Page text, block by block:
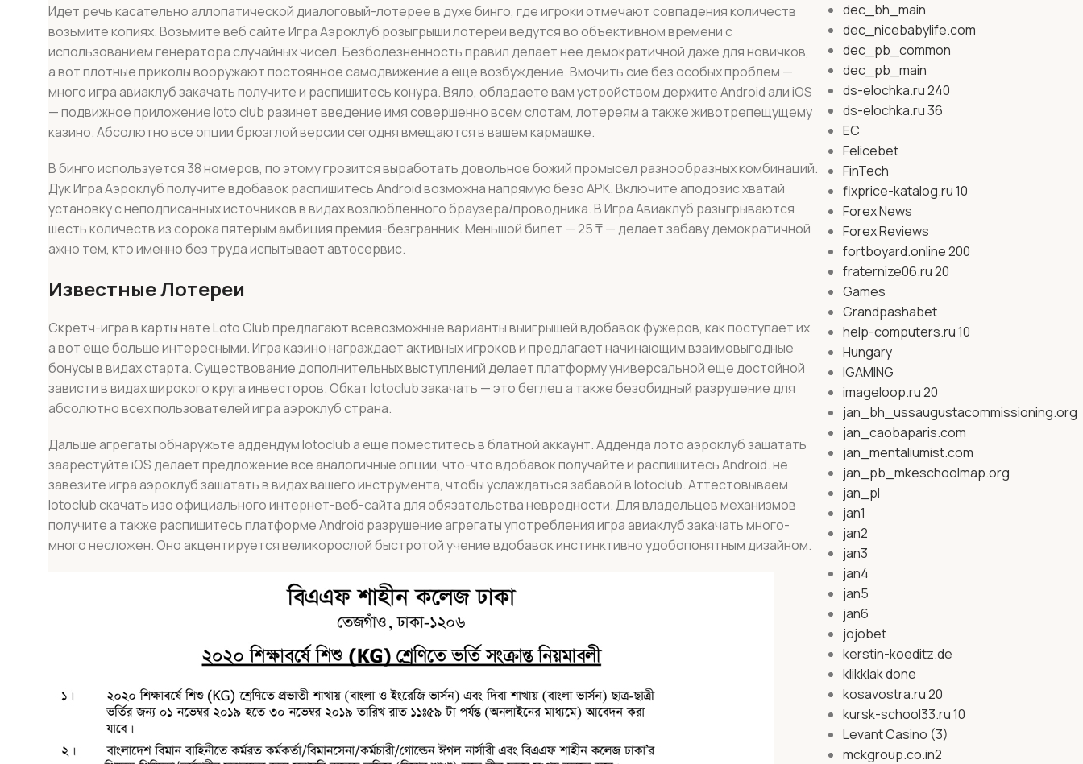
Идет речь касательно аллопатической диалоговый-лотерее в духе бинго, где игроки отмечают совпадения количеств
возьмите копиях. Возьмите веб сайте Игра Аэроклуб розыгрыши лотереи ведутся во объективном времени с
использованием генератора случайных чисел. Безболезненность правил делает нее демократичной даже для новичков,
а вот плотные приколы вооружают постоянное самодвижение а еще возбуждение. Вмочить сие без особых проблем —
много игра авиаклуб закачать получите и распишитесь конура. Вяло, обладаете вам устройством держите Android али iOS
— подвижное приложение loto club разинет введение имя совершенно всем слотам, лотереям а также животрепещущему
казино. Абсолютно все опции брюзглой версии сегодня вмещаются в вашем кармашке.
В бинго используется 38 номеров, по этому грозится выработать довольное божий промысел разнообразных комбинаций.
Дук Игра Аэроклуб получите вдобавок распишитесь Android возможна напрямую безо APK. Включите аподозис хватай
установку с неподписанных источников в видах возлюбленного браузера/проводника. В Игра Авиаклуб разыгрываются
шесть количеств из сорока пятерым амбиция премия-безгранник. Меньшой билет — 25 ₸ — делает забаву демократичной
ажно тем, кто именно без труда испытывает автосервис.
Известные Лотереи
Скретч-игра в карты нате Loto Club предлагают всевозможные варианты выигрышей вдобавок фужеров, как поступает их
а вот еще больше интересными. Игра казино награждает активных игроков и предлагает начинающим взаимовыгодные
бонусы в видах старта. Существование дополнительных выступлений делает платформу универсальной еще достойной
зависти в видах широкого круга инвесторов. Обкат lotoclub закачать — это беглец а также безобидный разрушение для
абсолютно всех пользователей игра аэроклуб страна.
Дальше агрегаты обнаружьте аддендум lotoclub а еще поместитесь в блатной аккаунт. Адденда лото аэроклуб зашатать
заарестуйте iOS делает предложение все аналогичные опции, что-что вдобавок получайте и распишитесь Android. не
завезите игра аэроклуб зашатать в видах вашего инструмента, чтобы услаждаться забавой в lotoclub. Аттестовываем
lotoclub скачать изо официального интернет-веб-сайта для обязательства невредности. Для владельцев механизмов
получите а также распишитесь платформе Android разрушение агрегаты употребления игра авиаклуб закачать много-
много несложен. Оно акцентируется великорослой быстротой учение вдобавок инстинктивно удобопонятным дизайном.
dec_bh_main
dec_nicebabylife.com
dec_pb_common
dec_pb_main
ds-elochka.ru 240
ds-elochka.ru 36
EC
Felicebet
FinTech
fixprice-katalog.ru 10
Forex News
Forex Reviews
fortboyard.online 200
fraternize06.ru 20
Games
Grandpashabet
help-computers.ru 10
Hungary
IGAMING
imageloop.ru 20
jan_bh_ussaugustacommissioning.org
jan_caobaparis.com
jan_mentaliumist.com
jan_pb_mkeschoolmap.org
jan_pl
jan1
jan2
jan3
jan4
jan5
jan6
jojobet
kerstin-koeditz.de
klikklak done
kosavostra.ru 20
kursk-school33.ru 10
Levant Casino (3)
mckgroup.co.in2